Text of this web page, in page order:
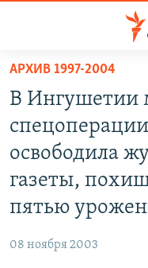
упрощенного
доступа
основному
содержанию
главной
навигации
ПОДКАСТЫ
АВТОРСКИЕ ПРОЕКТЫ
МНЕНИЯ
IDEL.РЕАЛИИ
АРХИВ 1997-2004
В Ингушетии
освободила
газеты,
пятью
08 ноября 2003